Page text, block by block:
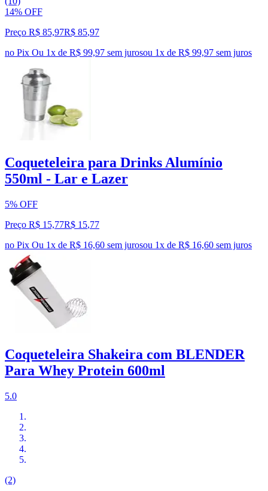
14% OFF
Preço R$ 85,97R$ 85,97
no Pix Ou 1x de R$ 99,97 sem jurosou 1x de R$ 99,97 sem juros
Coqueteleira para Drinks Alumínio
550ml - Lar e Lazer
5% OFF
Preço R$ 15,77R$ 15,77
no Pix Ou 1x de R$ 16,60 sem jurosou 1x de R$ 16,60 sem juros
Coqueteleira Shakeira com BLENDER
Para Whey Protein 600ml
5.0
(2)